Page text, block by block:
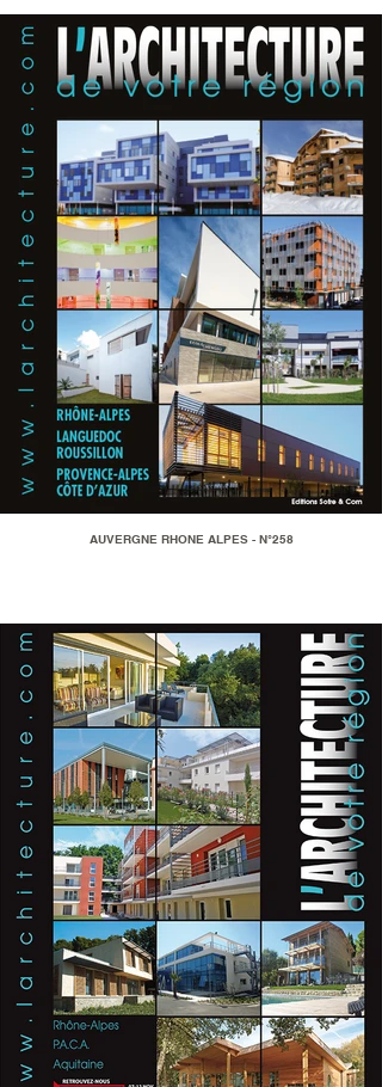
AUVERGNE RHONE ALPES - N°258